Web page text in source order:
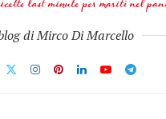
di Mirco Di Marcello